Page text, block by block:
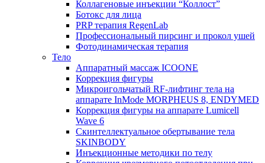
Коллагеновые инъекции “Коллост”
Ботокс для лица
PRP терапия RegenLab
Профессиональный пирсинг и прокол ушей
Фотодинамическая терапия
Тело
Аппаратный массаж ICOONE
Коррекция фигуры
Микроигольчатый RF-лифтинг тела на
аппарате InMode MORPHEUS 8, ENDYMED
Коррекция фигуры на аппарате Lumicell
Wave 6
Скинтеллектуальное обертывание тела
SKINBODY
Инъекционные методики по телу